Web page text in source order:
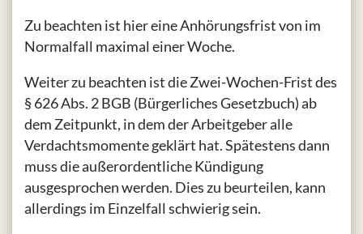
Zu beachten ist hier eine Anhörungsfrist von im
Normalfall maximal einer Woche.
Weiter zu beachten ist die Zwei-Wochen-Frist des
§ 626 Abs. 2 BGB (Bürgerliches Gesetzbuch) ab
dem Zeitpunkt, in dem der Arbeitgeber alle
Verdachtsmomente geklärt hat. Spätestens dann
muss die außerordentliche Kündigung
ausgesprochen werden. Dies zu beurteilen, kann
allerdings im Einzelfall schwierig sein.